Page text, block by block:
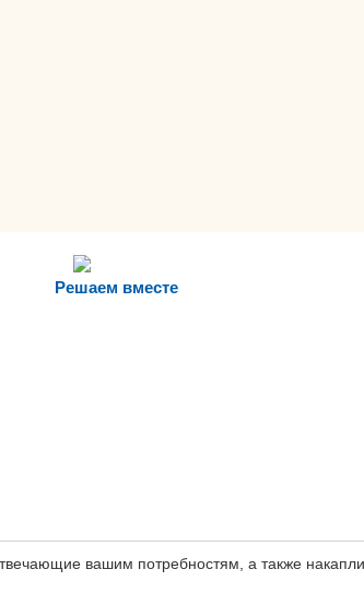
вашим потребностям, а также
Решаем вместе